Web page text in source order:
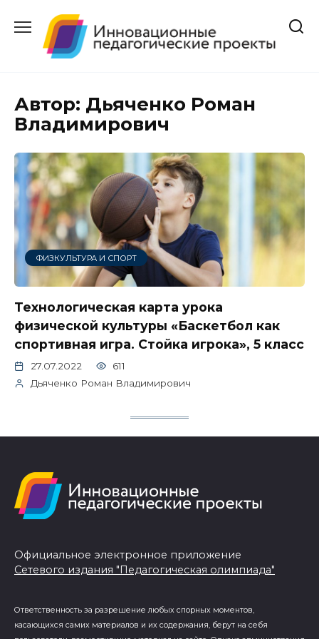
содержанию
Автор: Дьяченко Роман
Владимирович
ФИЗКУЛЬТУРА И СПОРТ
Технологическая карта урока
физической культуры «Баскетбол как
спортивная игра. Стойка игрока», 5 класс
27.07.2022
611
Дьяченко Роман Владимирович
Официальное электронное приложение
Сетевого издания "Педагогическая олимпиада"
Ответственность за разрешение любых спорных моментов,
касающихся самих материалов и их содержания, берут на себя